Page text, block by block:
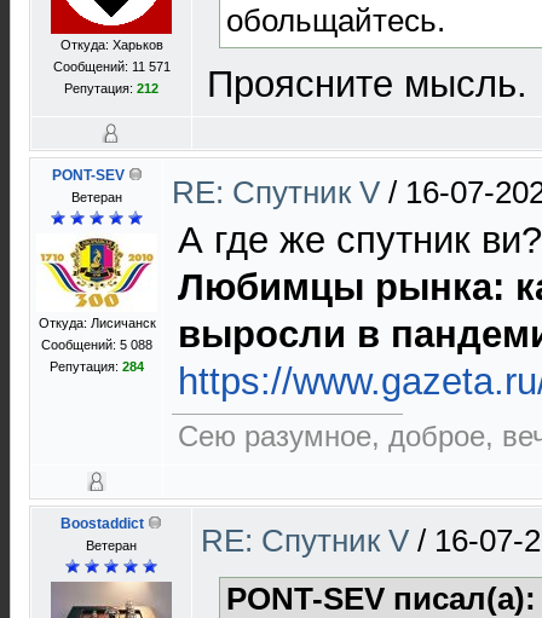
Откуда: Харьков
Сообщений: 11 571
Репутация: 212
обольщайтесь.
Проясните мысль.
PONT-SEV
Ветеран
Откуда: Лисичанск
Сообщений: 5 088
Репутация: 284
RE: Спутник V / 16-07-
А где же спутник ви?
Любимцы рынка:
выросли в
https://
Сею разумное, доброе,
Boostaddict
Ветеран RE: Спутник V / 16-07-
PONT-SEV